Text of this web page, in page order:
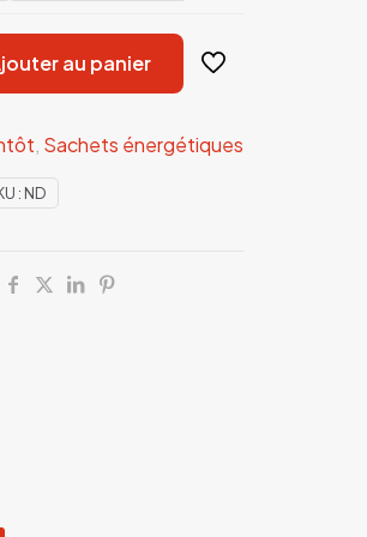
au panier
: ND
Sachets énergétiques